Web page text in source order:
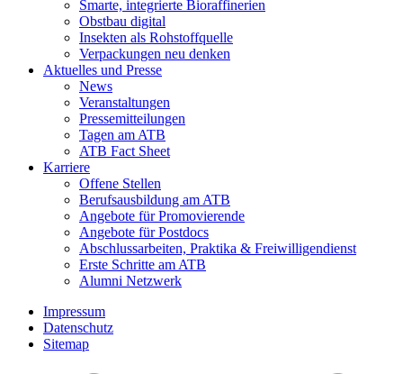
Smarte, integrierte Bioraffinerien
Obstbau digital
Insekten als Rohstoffquelle
Verpackungen neu denken
Aktuelles und Presse
News
Veranstaltungen
Pressemitteilungen
Tagen am ATB
ATB Fact Sheet
Karriere
Offene Stellen
Berufsausbildung am ATB
Angebote für Promovierende
Angebote für Postdocs
Abschlussarbeiten, Praktika & Freiwilligendienst
Erste Schritte am ATB
Alumni Netzwerk
Impressum
Datenschutz
Sitemap